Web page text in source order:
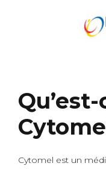
Cytomel est un